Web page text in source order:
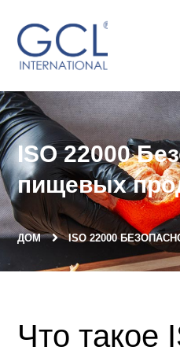
ISO 22000
пищевых
ДОМ ISO 22000
Что такое